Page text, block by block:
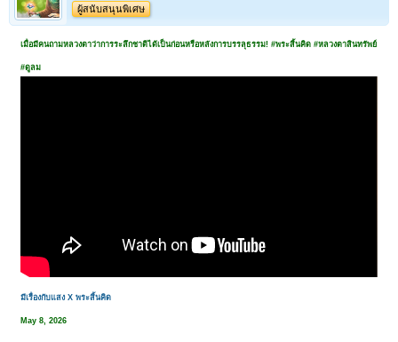
ผู้สนับสนุนพิเศษ
เมื่อมีคนถามหลวงตาว่าการระลึกชาติได้เป็นก่อนหรือหลังการบรรลุธรรม! #พระสิ้นคิด #หลวงตาสินทรัพย์
#ดูลม
มีเรื่องกับแสง X พระสิ้นคิด
May 8, 2026